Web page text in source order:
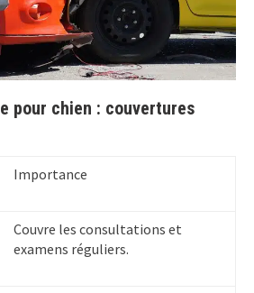
pour chien : couvertures
Importance
Couvre les consultations et
examens réguliers.